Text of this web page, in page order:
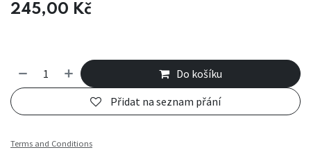
245,00 Kč
Do košíku
Přidat na seznam přání
Terms and Conditions